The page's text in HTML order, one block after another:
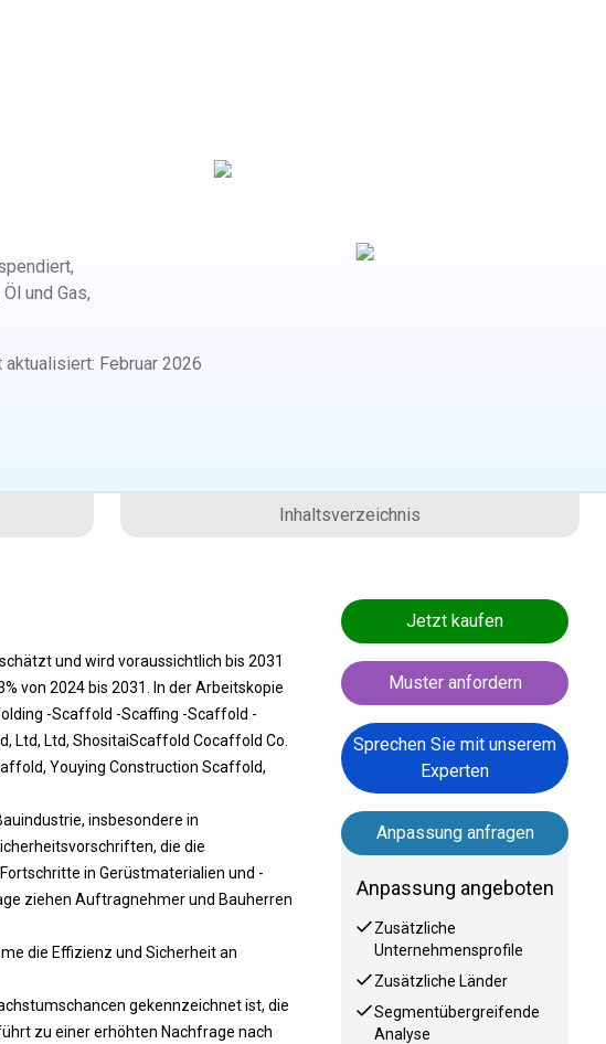
und Gas,
aktualisiert: Februar 2026
Inhaltsverzeichnis
und wird voraussichtlich bis 2031
von 2024 bis 2031. In der Arbeitskopie
-Scaffold -Scaffing -Scaffold -
Ltd, Ltd, ShositaiScaffold Cocaffold Co.
Youying Construction Scaffold,
insbesondere in
die die
in Gerüstmaterialien und -
ziehen Auftragnehmer und Bauherren
die Effizienz und Sicherheit an
gekennzeichnet ist, die
zu einer erhöhten Nachfrage nach
Jetzt kaufen
Muster anfordern
Sprechen Sie mit unserem
Experten
Anpassung anfragen
Anpassung angeboten
Zusätzliche
Unternehmensprofile
Zusätzliche Länder
Segmentübergreifende
Analyse